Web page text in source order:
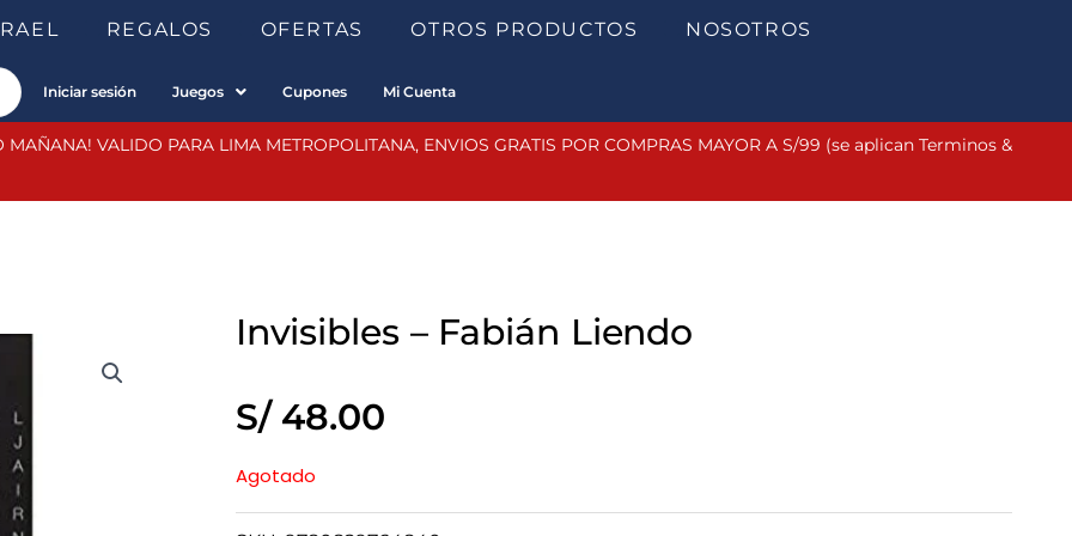
REGALOS OFERTAS OTROS PRODUCTOS NOSOTROS
Iniciar sesión Juegos Cupones Mi Cuenta
MAÑANA! VALIDO PARA LIMA METROPOLITANA, ENVIOS GRATIS POR COMPRAS MAYOR A S/99 (se aplican Terminos &
Invisibles – Fabián Liendo
S/48.00
Agotado